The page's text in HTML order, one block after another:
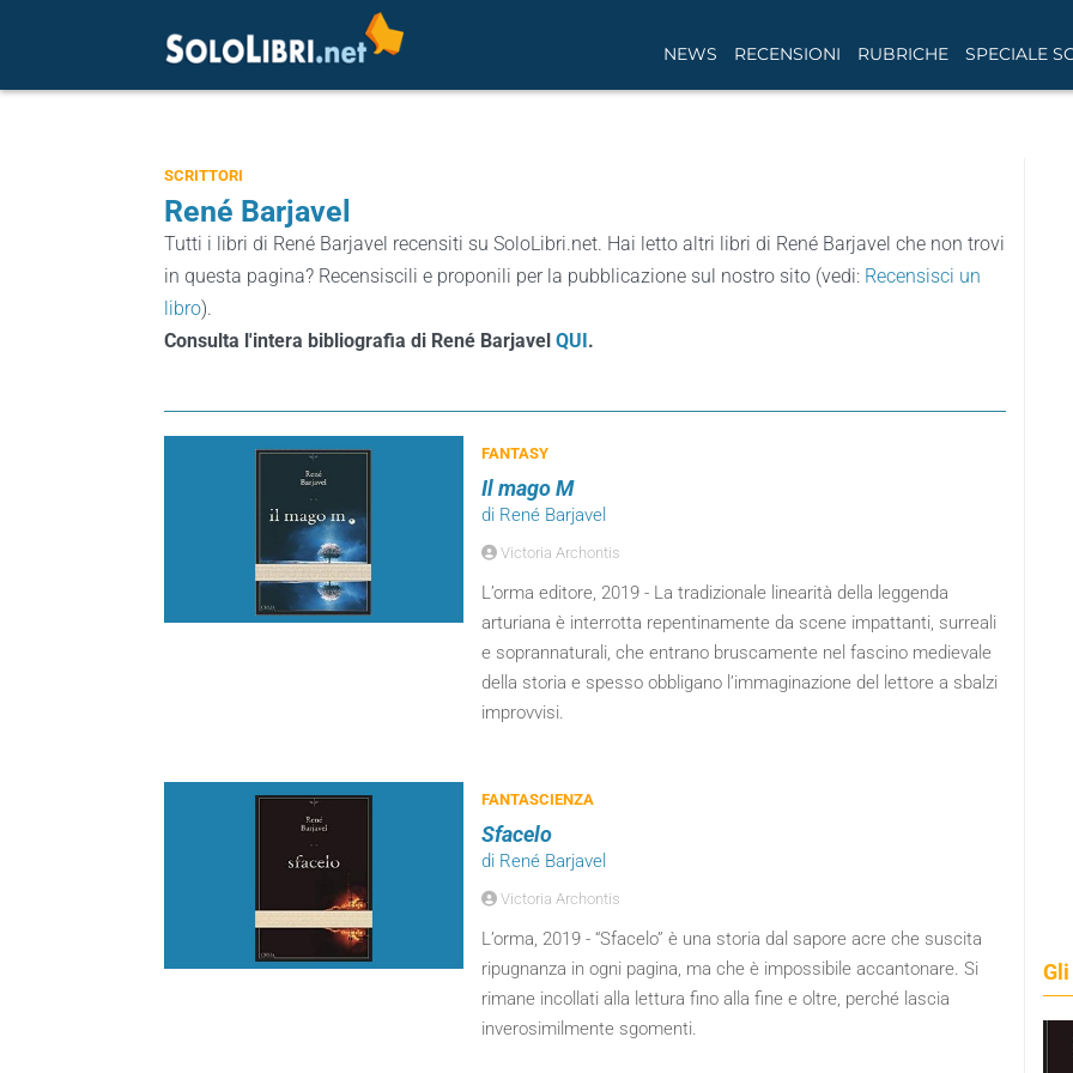
NEWS RECENSIONI RUBRICHE SPECIALE
SCRITTORI
René Barjavel
Tutti i libri di René Barjavel recensiti su SoloLibri.net. Hai letto altri libri di René Barjavel che non trovi
in questa pagina? Recensiscili e proponili per la pubblicazione sul nostro sito (vedi: Recensisci un
libro).
Consulta l'intera bibliografia di René Barjavel QUI.
FANTASY
Il mago M
di René Barjavel
Victoria Archontis
L’orma editore, 2019 - La tradizionale linearità della leggenda
arturiana è interrotta repentinamente da scene impattanti, surreali
e soprannaturali, che entrano bruscamente nel fascino medievale
della storia e spesso obbligano l’immaginazione del lettore a sbalzi
improvvisi.
FANTASCIENZA
Sfacelo
di René Barjavel
Victoria Archontis
L’orma, 2019 - “Sfacelo” è una storia dal sapore acre che suscita
ripugnanza in ogni pagina, ma che è impossibile accantonare. Si
rimane incollati alla lettura fino alla fine e oltre, perché lascia
inverosimilmente sgomenti.